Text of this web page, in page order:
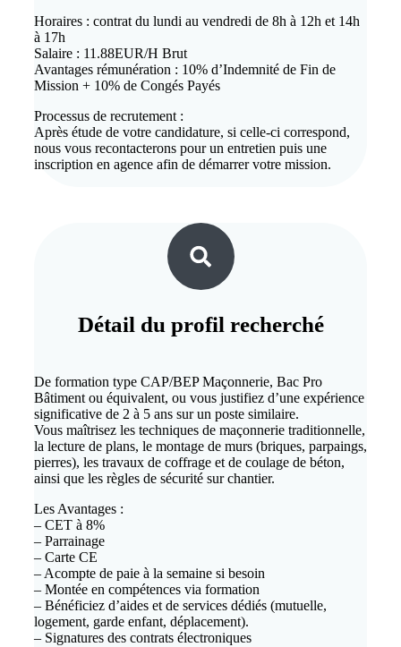
Horaires : contrat du lundi au vendredi de 8h à 12h et 14h
à 17h
Salaire : 11.88EUR/H Brut
Avantages rémunération : 10% d’Indemnité de Fin de
Mission + 10% de Congés Payés
Processus de recrutement :
Après étude de votre candidature, si celle-ci correspond,
nous vous recontacterons pour un entretien puis une
inscription en agence afin de démarrer votre mission.
Détail du profil recherché
De formation type CAP/BEP Maçonnerie, Bac Pro
Bâtiment ou équivalent, ou vous justifiez d’une expérience
significative de 2 à 5 ans sur un poste similaire.
Vous maîtrisez les techniques de maçonnerie traditionnelle,
la lecture de plans, le montage de murs (briques, parpaings,
pierres), les travaux de coffrage et de coulage de béton,
ainsi que les règles de sécurité sur chantier.
Les Avantages :
– CET à 8%
– Parrainage
– Carte CE
– Acompte de paie à la semaine si besoin
– Montée en compétences via formation
– Bénéficiez d’aides et de services dédiés (mutuelle,
logement, garde enfant, déplacement).
– Signatures des contrats électroniques